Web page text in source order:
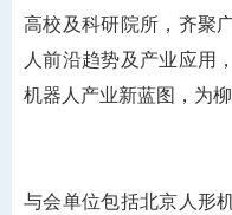
高校及科研院所，齐聚
人前沿趋势及产业应用
机器人产业新蓝图，为
与会单位包括北京人形